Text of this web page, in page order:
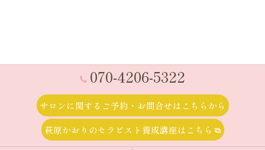
070-4206-5322
サロンに関するご予約・お問合せはこちらから
萩原かおりのセラピスト養成講座はこちら